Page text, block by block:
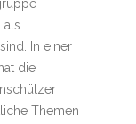
als
In einer
die
Themen